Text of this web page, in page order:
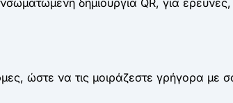
δημιουργία QR, για
ώστε να τις μοιράζεστε γρήγορα με